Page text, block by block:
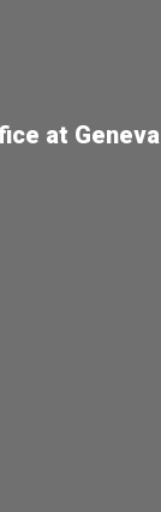
at Geneva